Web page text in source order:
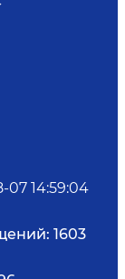
07 14:59:04
1603